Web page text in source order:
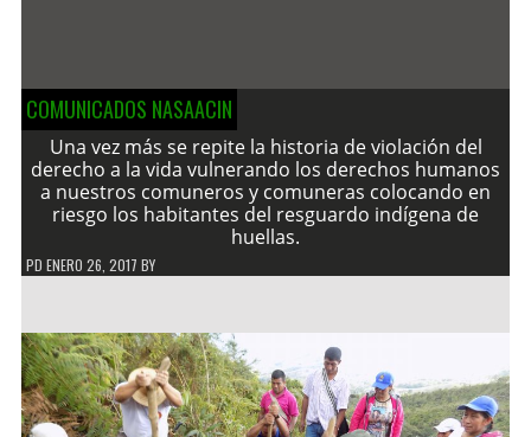
COMUNICADOS NASAACIN
Una vez más se repite la historia de violación del
derecho a la vida vulnerando los derechos humanos
a nuestros comuneros y comuneras colocando en
riesgo los habitantes del resguardo indígena de
huellas.
PD ENERO 26, 2017 BY